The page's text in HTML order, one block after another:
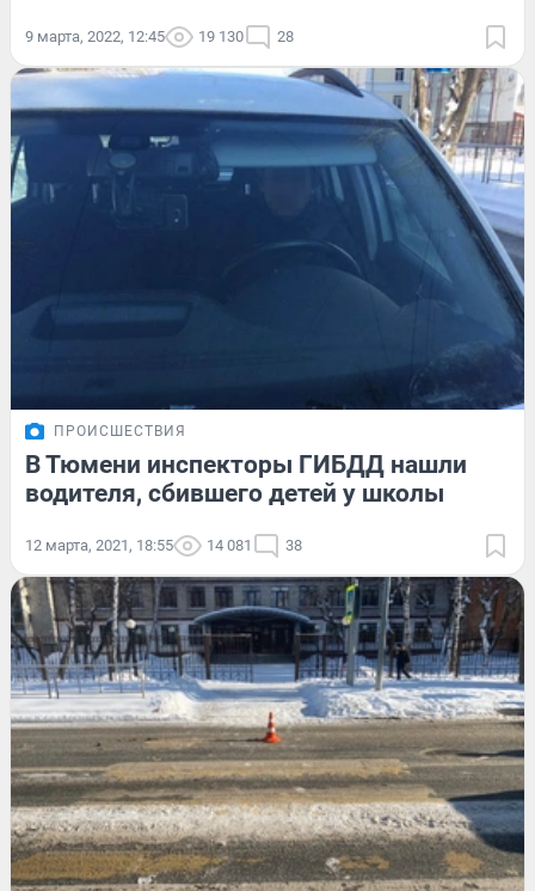
9 марта, 2022, 12:45 19 130 28
ПРОИСШЕСТВИЯ
В Тюмени инспекторы ГИБДД нашли
водителя, сбившего детей у школы
12 марта, 2021, 18:55 14 081 38